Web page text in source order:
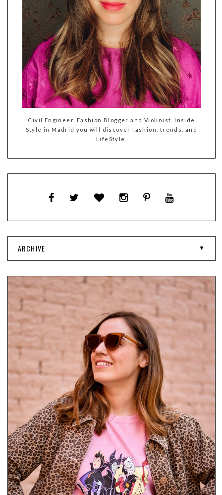
Civil Engineer, Fashion Blogger and Violinist. Inside
Style in Madrid you will discover fashion, trends, and
LifeStyle.
ARCHIVE